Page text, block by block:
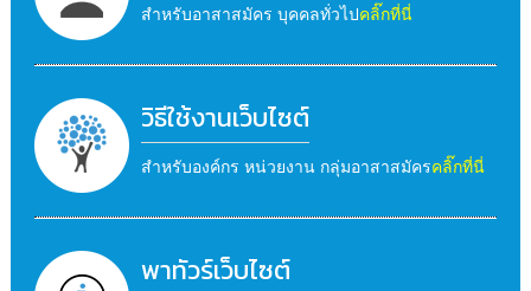
สำหรับอาสาสมัคร บุคคลทั่วไปคลิ๊กที่นี่
วิธีใช้งานเว็บไซต์
สำหรับองค์กร หน่วยงาน กลุ่มอาสาสมัครคลิ๊กที่นี่
พาทัวร์เว็บไซต์